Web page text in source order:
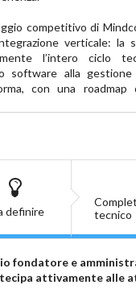
competitivo di
verticale: la
l’intero ciclo
software alla
con una
distribuite e
rafforzando il
nei settori ICT,
definire
tecnico
fondatore e
attivamente alle